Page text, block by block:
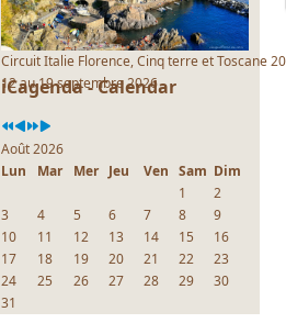
Circuit Italie Florence, Cinq terre et Toscane
12 au 19 septembre 2026
iCagenda - Calendar
Août 2026
Lun
Mar Mer Jeu Ven Sam Dim
1
2
3
4 5 6 7 8
9
10
11 12 13 14 15
16
17
18 19 20 21 22
23
24
25 26 27 28 29
30
31